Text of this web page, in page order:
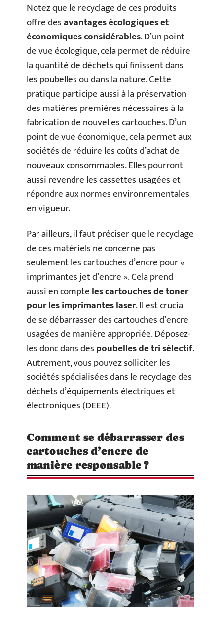
Notez que le recyclage de ces produits
offre desavantages écologiques et
économiques considérables. D’un point
de vue écologique, cela permet de réduire
la quantité de déchets qui finissent dans
les poubelles ou dans la nature. Cette
pratique participe aussi à la préservation
des matières premières nécessaires à la
fabrication de nouvelles cartouches. D’un
point de vue économique, cela permet aux
sociétés de réduire les coûts d’achat de
nouveaux consommables. Elles pourront
aussi revendre les cassettes usagées et
répondre aux normes environnementales
en vigueur.
Par ailleurs, il faut préciser que le recyclage
de ces matériels ne concerne pas
seulement les cartouches d’encre pour «
imprimantes jet d’encre ». Cela prend
aussi en compteles cartouches de toner
pour les imprimantes laser. Il est crucial
de se débarrasser des cartouches d’encre
usagées de manière appropriée. Déposez-
les donc dans despoubelles de tri sélectif.
Autrement, vous pouvez solliciter les
sociétés spécialisées dans le recyclage des
déchets d’équipements électriques et
électroniques (DEEE).
Comment se débarrasser des
cartouches d’encre de
manière responsable ?